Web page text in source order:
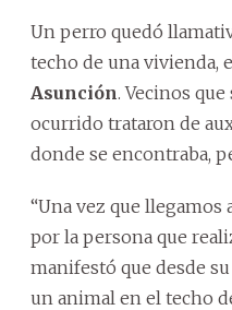
Un perro quedó
techo de una vivienda,
Asunción. Vecinos
ocurrido trataron de
donde se encontraba,
“Una vez que
por la persona que
manifestó que desde
un animal en el techo